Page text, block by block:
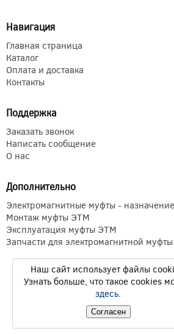
Навигация
Главная страница
Каталог
Оплата и доставка
Контакты
Поддержка
Заказать звонок
Написать сообщение
О нас
Дополнительно
Электромагнитные муфты - назначение
Монтаж муфты ЭТМ
Эксплуатация муфты ЭТМ
Запчасти для электромагнитной муфты
Электромагнитные муфты ЭТМ
Екатеринбурге
Новосибирске
Наш сайт использует файлы
Узнать больше, что такое cookies
здесь.
Согласен